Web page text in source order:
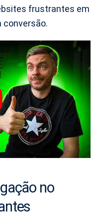
frustrantes em
conversão.
no